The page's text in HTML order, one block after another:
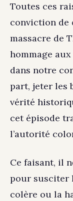
Toutes ces
conviction de
massacre de
hommage
dans notre
part, jeter les
vérité
cet épisode
l’autorité
Ce faisant, il
pour susciter
colère ou la